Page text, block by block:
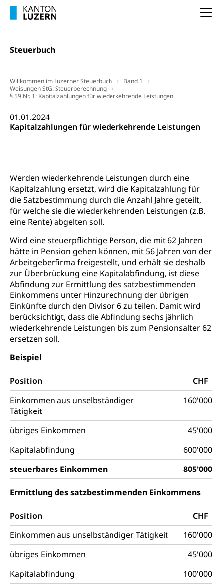
Steuerbuch
Willkommen im Luzerner Steuerbuch
Band 1
Weisungen StG: Steuerberechnung
§ 59 Nr. 1: Kapitalzahlungen für wiederkehrende Leistungen
01.01.2024
Kapitalzahlungen für wiederkehrende Leistungen
Werden wiederkehrende Leistungen durch eine
Kapitalzahlung ersetzt, wird die Kapitalzahlung für
die Satzbestimmung durch die Anzahl Jahre geteilt,
für welche sie die wiederkehrenden Leistungen (z.B.
eine Rente) abgelten soll.
Wird eine steuerpflichtige Person, die mit 62 Jahren
hätte in Pension gehen können, mit 56 Jahren von der
Arbeitgeberfirma freigestellt, und erhält sie deshalb
zur Überbrückung eine Kapitalabfindung, ist diese
Abfindung zur Ermittlung des satzbestimmenden
Einkommens unter Hinzurechnung der übrigen
Einkünfte durch den Divisor 6 zu teilen. Damit wird
berücksichtigt, dass die Abfindung sechs jährlich
wiederkehrende Leistungen bis zum Pensionsalter 62
ersetzen soll.
Beispiel
Position
CHF
Einkommen aus unselbständiger
Tätigkeit
160'000
übriges Einkommen
45'000
Kapitalabfindung
600'000
steuerbares Einkommen
805'000
Ermittlung des satzbestimmenden Einkommens
Position
CHF
Einkommen aus unselbständiger Tätigkeit
160'000
übriges Einkommen
45'000
Kapitalabfindung
100'000
Ergänzungsleistungen (EL) (WAS Luzern)
IV-Leistungen (WAS Luzern)
geistige Behinderung, psychische Behinderung,
Erwerbsunfähigkeit, Behinderte
Menschen mit Behinderungen
Kultur und Medien
Archive und Bibliotheken
Bücher, Bundesarchiv, Landesbibliothek
Zentral- und Hochschulbibliothek
Kulturelle Einrichtungen
Kunst & Kultur (Luzern Tourismus)
Kulturpolitik, Sprachförderung, Denkmalpflege,
kulturelles Angebot, Kulturerbe, kulturelles Erbe,
Nachwuchsförderung, Vermittlung, Selektive
Förderung, Kulturausschreibungen, Kulturpreis,
Werkbeitrag, Produktionsbeitrag, Recherche,
Bildende Kunst, Angewandte Kunst, Theater/Tanz,
Filmförderung, Regionale Förderfonds,
Werkankäufe, Kunstankäufe, Kunst und Bau, Schule
und Kultur, Kulturgesuche, Kulturvermittlung
Kulturförderung und Vermittlung
Angebote für Schulklassen
Zentralschweizer Filmförderung
Mobilität
Schiene und öffentlicher Verkehr
Schienenverkehr, Zugverkehr, Bahnverkehr,
Verkehrsverbund Luzern VVL
Öffentlicher Verkehr Luzern Mobil
Schifffahrt
Schiffsverkehr, Binnenschifffahrt, Seeschifffahrt,
Flussschifffahrt
Schifffahrt (Strassenverkehrsamt)
Strasse
Autoverkehr, Lastwagenverkehr, Schwerverkehr,
leistungsabhängige Schwerverkehrsabgabe,
Langsamverkehr, Transportmittel, Auto, Motorrad,
Individualverkehr
zentras (Betrieb und Unterhalt LU, OW, NW,
ZG)
Verkehr und Infrastruktur vif
Kantonsstrassen
Persönliches
Zivilstand
Geburt, Heirat, Ehe, Partnerschaft, Tod,
Zivilstandsamt, Zivilstandsregiste
Adoption